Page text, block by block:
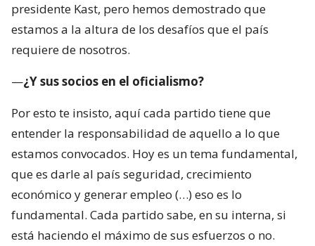
presidente Kast, pero hemos demostrado que
estamos a la altura de los desafíos que el país
requiere de nosotros.
—¿Y sus socios en el oficialismo?
Por esto te insisto, aquí cada partido tiene que
entender la responsabilidad de aquello a lo que
estamos convocados. Hoy es un tema fundamental,
que es darle al país seguridad, crecimiento
económico y generar empleo (…) eso es lo
fundamental. Cada partido sabe, en su interna, si
está haciendo el máximo de sus esfuerzos o no.